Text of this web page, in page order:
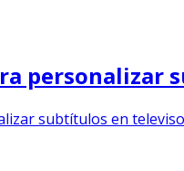
personalizar